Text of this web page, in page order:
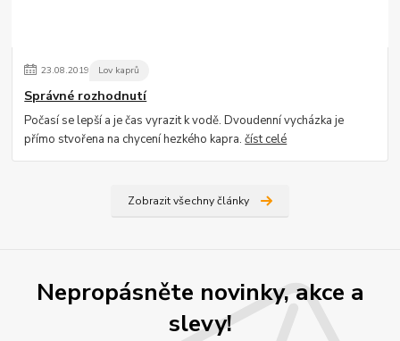
23.08.2019 Lov kaprů
Správné rozhodnutí
Počasí se lepší a je čas vyrazit k vodě. Dvoudenní vycházka je
přímo stvořena na chycení hezkého kapra.číst celé
Zobrazit všechny články
Nepropásněte novinky, akce a
slevy!